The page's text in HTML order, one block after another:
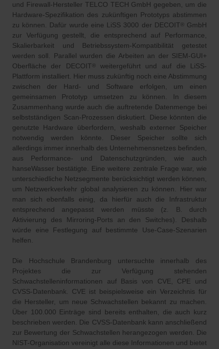
und Firewall-Hersteller TELCO TECH GmbH gegeben, um die
Hardware-Spezifikation des zukünftigen Prototyps abstimmen
zu können. Dafür wurde eine LiSS 3000 der DECOIT ®
GmbH
zur Verfügung gestellt, die entsprechend auf Performance,
Skalierbarkeit und Betriebssystem-Kompatibilität getestet
werden soll. Parallel wurden die Arbeiten an der SIEM-GUI+
Oberfläche der DECOIT ® weitergeführt und auf die LiSS-
Plattform installiert. Hier muss zukünftig noch eine Abstimmung
zwischen der Hard- und Software erfolgen, um einen
gemeinsamen Prototyp umsetzen zu können. In diesem
Zusammenhang wurde auch die auftretende Datenmenge bei
selbstständigen Scan-Prozessen diskutiert. Diese könnten die
genutzte Hardware überfordern, weshalb externer Speicher
notwendig werden könnte. Dieser Speicher sollte sich
allerdings immer innerhalb des Unternehmensnetzes befinden,
aus Performance- und Datenschutzgründen, wie auch
hanseWasser bestätigte. Eine weitere zentrale Frage war, wie
unterschiedliche Netzsegmente berücksichtigt werden können,
um Netzwerkverkehr global analysieren zu können. Hier war
man sich ebenfalls einig, da hierfür auch die Infrastruktur
entsprechend angepasst werden müsste (z. B. durch
Aktivierung des Mirroring-Ports an den Switches). Deshalb
würde eine Festlegung auf bestimmte Use-Case-Szenarien
helfen.
Die Hochschule Brandenburg untersuchte innerhalb des
Projektes die zur Verfügung stehenden
Schwachstelleninformationen auf Basis von CVE, CPE und
CVSS-Datenbank. CVE ist beispielsweise ein Verzeichnis für
die Hersteller, um neue Schwachstellen bekannt zu machen.
Über 100.000 Einträge sind bereits enthalten, die auch kurz
beschrieben werden. Die CVSS-Datenbank kann anschließend
zur Bewertung der Schwachstellen herangezogen werden. Die
NIST-Organisation vereinigt alle diese Informationen und bietet